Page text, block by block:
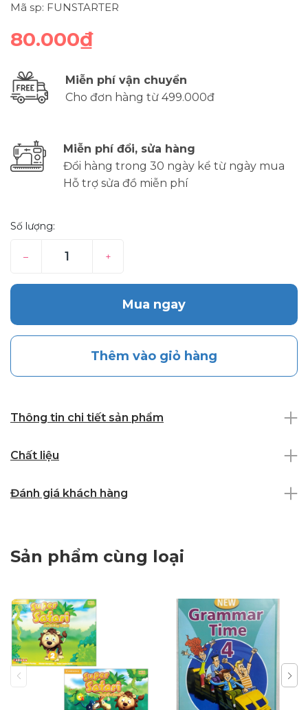
Mã sp: FUNSTARTER
80.000₫
Miễn phí vận chuyển
Cho đơn hàng từ 499.000đ
Miễn phí đổi, sửa hàng
Đổi hàng trong 30 ngày kể từ ngày mua
Hỗ trợ sửa đồ miễn phí
Số lượng:
– +
Mua ngay
Thêm vào giỏ hàng
Thông tin chi tiết sản phẩm
Chất liệu
Đánh giá khách hàng
Sản phẩm cùng loại